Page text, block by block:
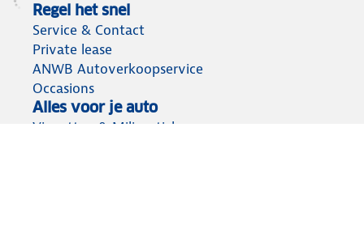
Regel het snel
Service & Contact
Private lease
ANWB Autoverkoopservice
Occasions
Alles voor je auto
Vignetten & Milieustickers